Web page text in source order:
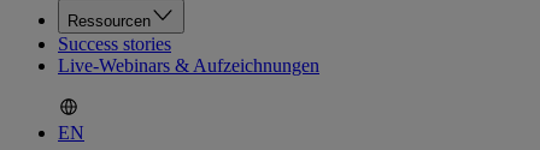
Ressourcen
Success stories
Live-Webinars & Aufzeichnungen
EN